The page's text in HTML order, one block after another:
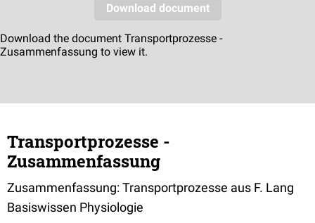
Transportprozesse -
Zusammenfassung
Zusammenfassung: Transportprozesse aus F. Lang
Basiswissen Physiologie